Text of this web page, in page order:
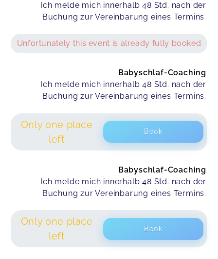
Ich melde mich innerhalb 48 Std. nach der
Buchung zur Vereinbarung eines Termins.
Unfortunately this event is already fully booked
Babyschlaf-Coaching
Ich melde mich innerhalb 48 Std. nach der
Buchung zur Vereinbarung eines Termins.
Only one place
left
Book
Babyschlaf-Coaching
Ich melde mich innerhalb 48 Std. nach der
Buchung zur Vereinbarung eines Termins.
Only one place
left
Book